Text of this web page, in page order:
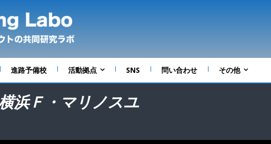
進路予備校 活動拠点 SNS 問い合わせ その他
浜Ｆ・マリノスユ